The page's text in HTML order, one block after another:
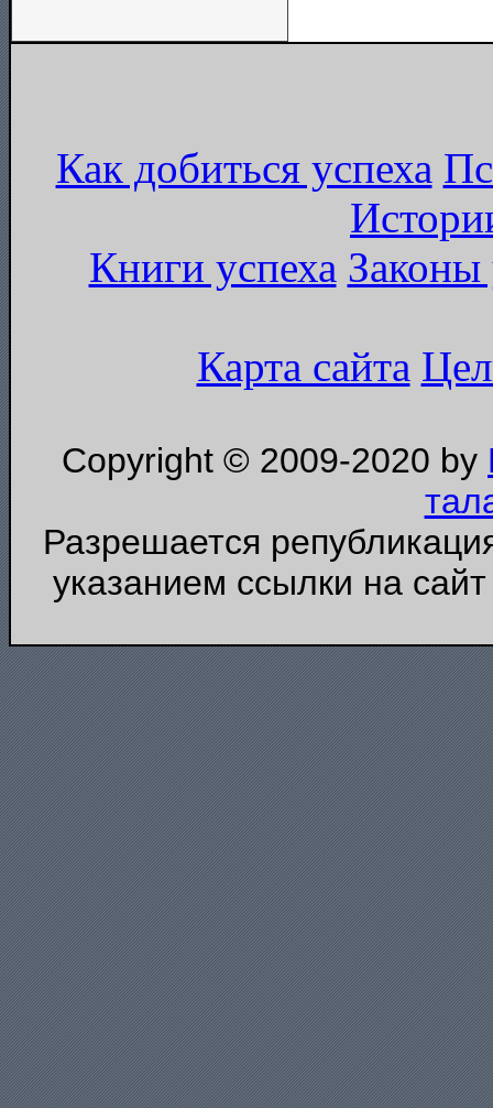
Как добиться успеха
Книги успеха Законы
Карта сайта
Copyright © 2009-2020 by
Разрешается
указанием ссылки на сайт